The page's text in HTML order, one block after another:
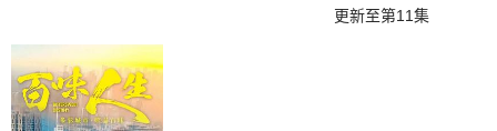
更新至第11集